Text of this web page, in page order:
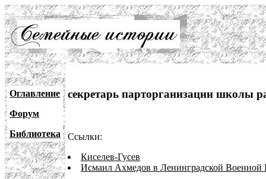
Оглавление
Форум
Библиотека
секретарь парторганизации школы
Ссылки:
Киселев-Гусев
Исмаил Ахмедов в Ленинградской Военной